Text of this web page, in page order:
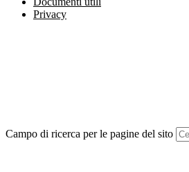
Privacy
Campo di ricerca per le pagine del sito